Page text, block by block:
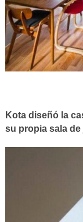
Kota diseñó la
su propia sala